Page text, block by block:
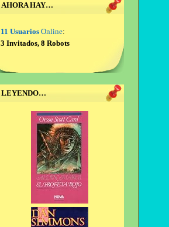
AHORA HAY…
11 Usuarios Online:
3 Invitados, 8 Robots
LEYENDO…